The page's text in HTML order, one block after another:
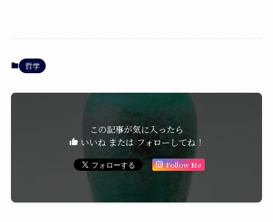
哲学
この記事が気に入ったら
いいね または フォローしてね！
Follow Me